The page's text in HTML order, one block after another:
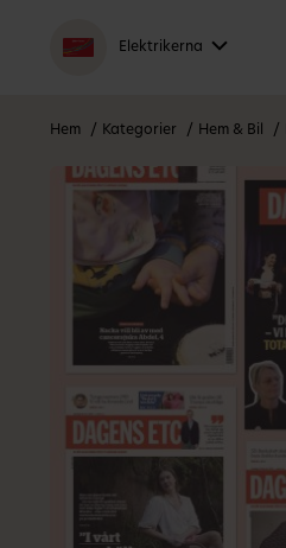
Elektrikerna
Hem Kategorier Hem & Bil